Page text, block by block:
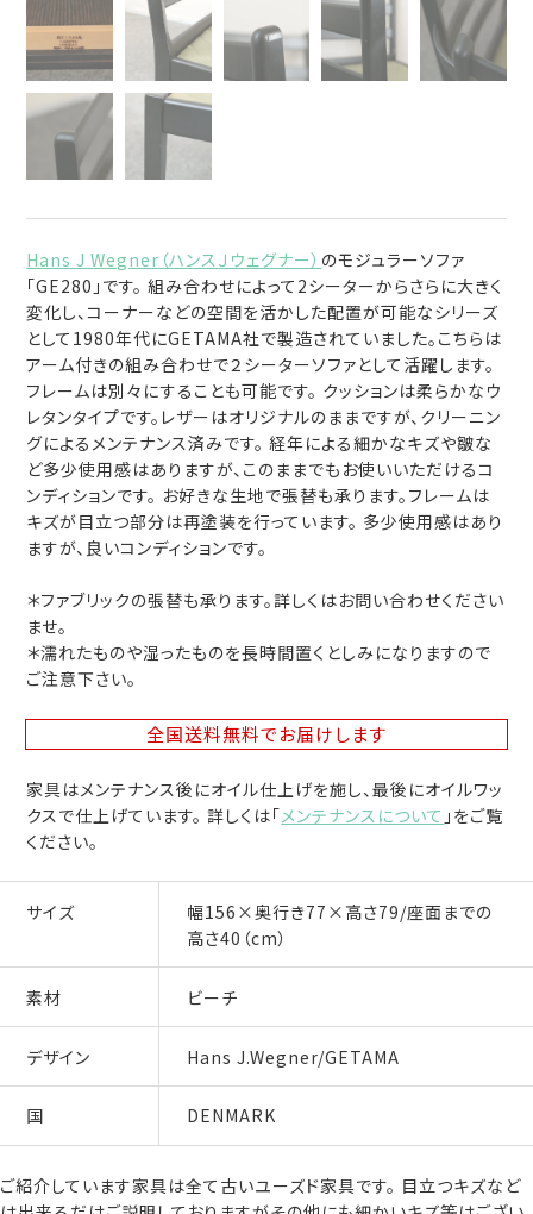
Hans J Wegner（ハンスＪウェグナー） のモジュラーソファ
「GE280」です。 組み合わせによって2シーターからさらに大きく
変化し、コーナーなどの空間を活かした配置が可能なシリーズ
として1980年代にGETAMA社で製造されていました。こちらは
アーム付きの組み合わせで２シーターソファとして活躍します。
フレームは別々にすることも可能です。 クッションは柔らかなウ
レタンタイプです。レザーはオリジナルのままですが、クリーニン
グによるメンテナンス済みです。 経年による細かなキズや皺な
ど多少使用感はありますが、このままでもお使いいただけるコ
ンディションです。 お好きな生地で張替も承ります。フレームは
キズが目立つ部分は再塗装を行っています。 多少使用感はあり
ますが、良いコンディションです。
＊ファブリックの張替も承ります。詳しくはお問い合わせください
ませ。
＊濡れたものや湿ったものを長時間置くとしみになりますので
ご注意下さい。
全国送料無料でお届けします
家具はメンテナンス後にオイル仕上げを施し、最後にオイルワッ
クスで仕上げています。 詳しくは「メンテナンスについて 」をご覧
ください。
サイズ
幅156×奥行き77×高さ79/座面までの
高さ40（cm）
素材 ビーチ
デザイン Hans J.Wegner/GETAMA
国 DENMARK
ご紹介しています家具は全て古いユーズド家具です。 目立つキズなど